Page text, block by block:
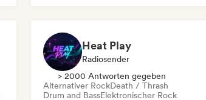
Heat Play
Radiosender
> 2000 Antworten gegeben
Alternativer RockDeath / Thrash
Drum and BassElektronischer Rock